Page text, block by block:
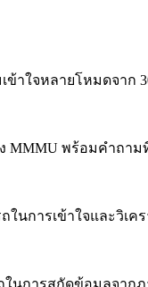
าใจหลายโหมดจาก
MMMU พร้อมคำถา
ในการเข้าใจและวิเ
นการสกัดข้อมูลจากภ